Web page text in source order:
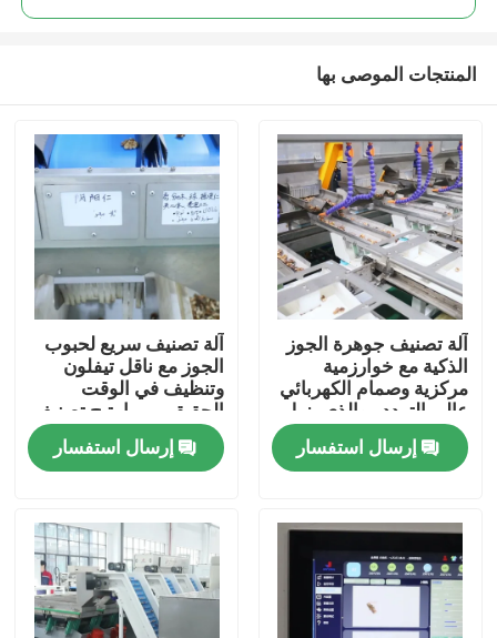
منتجات
أشرطة فيديو
المنتجات الموصى بها
آلة تصنيف جوهرة الجوز
الذكية مع خوارزمية
مركزية وصمام الكهربائي
عالي التردد ، والذي يزيل
الملوثات ويحقق أقصى
قدر من الغلة عند 280 ٪
360 كجم / ساعة
إرسال استفسار
آلة تصنيف سريع لحبوب
الجوز مع ناقل تيفلون
وتنظيف في الوقت
الحقيقي، مما يتيح تصنيف
آمن للأغذية مع سجلات
تصنيف قابلة للتتبع في
280 360 كجم / ساعة
إرسال استفسار